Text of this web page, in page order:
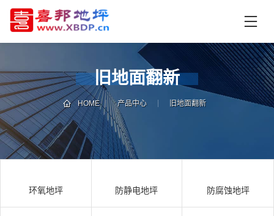
页
中
心
技
术
支
持
资
讯
中
例
旧地面翻新
HOME 产品中心 旧地面翻新
环氧地坪 防静电地坪 防腐蚀地坪